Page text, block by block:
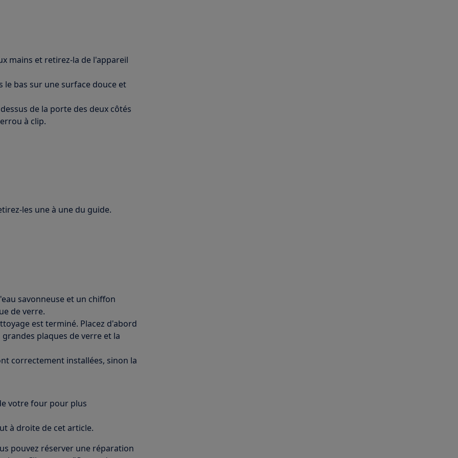
mains et retirez-la de l'appareil
le bas sur une surface douce et
de la porte des deux côtés
à clip.
les une à une du guide.
savonneuse et un chiffon
de verre.
est terminé. Placez d'abord
plaques de verre et la
correctement installées, sinon la
votre four pour plus
à droite de cet article.
pouvez réserver une réparation